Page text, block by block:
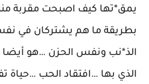
يمق*تها كيف اصبحت مقربة
بطريقة ما هم يشتركان في
الذ*نب ونفس الحزن …هو
الذي بها …افتقاد الحب …حياة